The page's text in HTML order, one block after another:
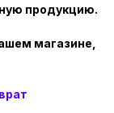
продукцию.
магазине,